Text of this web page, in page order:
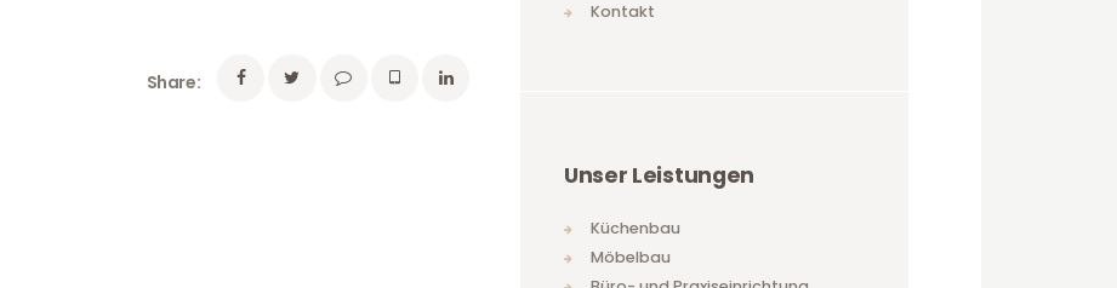
Share:
Kontakt
Unser Leistungen
Küchenbau
Möbelbau